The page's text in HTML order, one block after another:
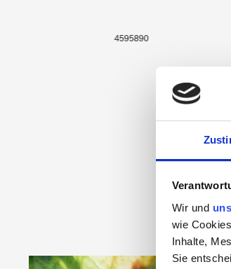
Wir und
wie
Inhalte,
Sie
4595890
Produktgalerie überspringen